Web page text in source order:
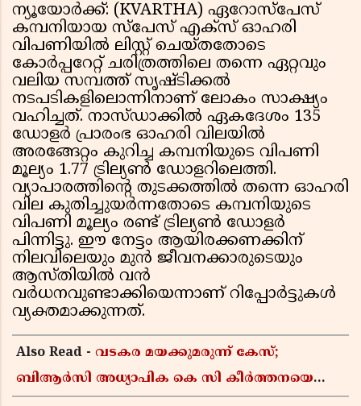
ന്യൂയോർക്ക്: (KVARTHA) ഏറോസ്പേസ്
കമ്പനിയായ സ്പേസ് എക്സ് ഓഹരി
വിപണിയിൽ ലിസ്റ്റ് ചെയ്തതോടെ
കോർപ്പറേറ്റ് ചരിത്രത്തിലെ തന്നെ ഏറ്റവും
വലിയ സമ്പത്ത് സൃഷ്ടിക്കൽ
നടപടികളിലൊന്നിനാണ് ലോകം സാക്ഷ്യം
വഹിച്ചത്. നാസ്ഡാക്കിൽ ഏകദേശം 135
ഡോളർ പ്രാരംഭ ഓഹരി വിലയിൽ
അരങ്ങേറ്റം കുറിച്ച കമ്പനിയുടെ വിപണി
മൂല്യം 1.77 ട്രില്യൺ ഡോളറിലെത്തി.
വ്യാപാരത്തിന്റെ തുടക്കത്തിൽ തന്നെ ഓഹരി
വില കുതിച്ചുയർന്നതോടെ കമ്പനിയുടെ
വിപണി മൂല്യം രണ്ട് ട്രില്യൺ ഡോളർ
പിന്നിട്ടു. ഈ നേട്ടം ആയിരക്കണക്കിന്
നിലവിലെയും മുൻ ജീവനക്കാരുടെയും
ആസ്തിയിൽ വൻ
വർധനവുണ്ടാക്കിയെന്നാണ് റിപ്പോർട്ടുകൾ
വ്യക്തമാക്കുന്നത്.
Also Read - വടകര മയക്കുമരുന്ന് കേസ്;
ബിആർസി അധ്യാപിക കെ സി കീർത്തനയെ